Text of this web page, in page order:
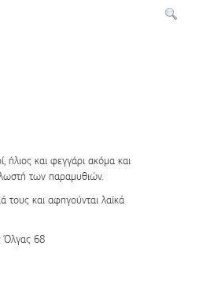
ήλιος και φεγγάρι ακόμα και
των παραμυθιών.
και αφηγούνται λαϊκά
Όλγας 68